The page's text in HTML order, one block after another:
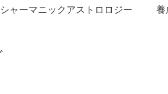
ャーマニックアストロロジー 養